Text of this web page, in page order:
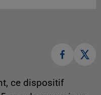
ce dispositif